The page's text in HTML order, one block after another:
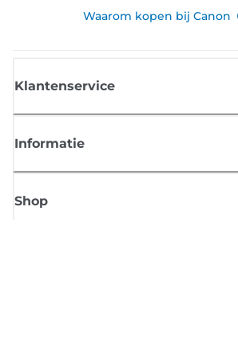
Waarom kopen bij Canon
Klantenservice
Informatie
Shop